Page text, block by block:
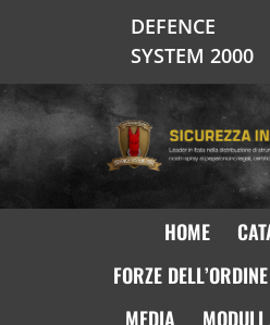
DEFENCE
SYSTEM 2000
HOME
FORZE DELL’ORDINE
MEDIA
MODULI